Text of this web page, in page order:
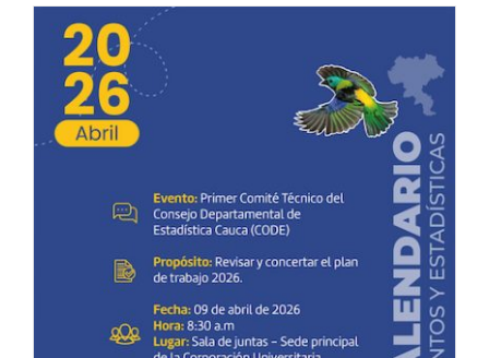
de
los
ODS
del
Cauca